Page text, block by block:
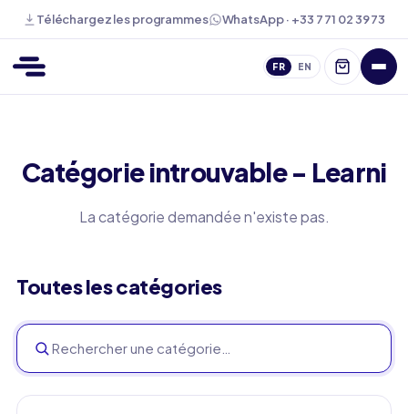
Téléchargez les programmes WhatsApp · +33 7 71 02 39 73
FR EN
Catégorie introuvable - Learni
La catégorie demandée n'existe pas.
Toutes les catégories